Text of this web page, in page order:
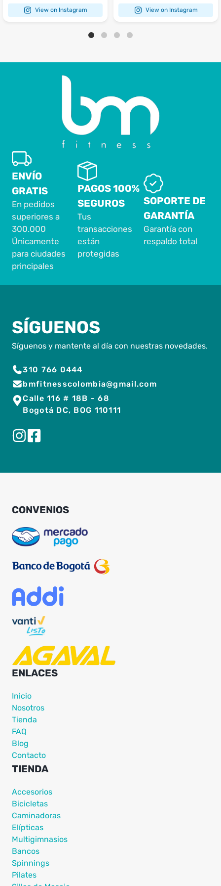
View on Instagram View on Instagram
ENVÍO
GRATIS
En pedidos
superiores a
300.000
Únicamente
para ciudades
principales
PAGOS 100%
SEGUROS
Tus
transacciones
están
protegidas
SOPORTE DE
GARANTÍA
Garantía con
respaldo total
SÍGUENOS
Síguenos y mantente al día con nuestras novedades.
310 766 0444
bmfitnesscolombia@gmail.com
Calle 116 # 18B - 68
Bogotá DC, BOG 110111
CONVENIOS
ENLACES
Inicio
Nosotros
Tienda
FAQ
Blog
Contacto
TIENDA
Accesorios
Bicicletas
Caminadoras
Elípticas
Multigimnasios
Bancos
Spinnings
Pilates